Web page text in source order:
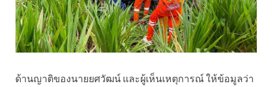
ด้านญาติของนายยศวัฒน์ และผู้เห็นเหตุการณ์ ให้ข้อมูลว่า